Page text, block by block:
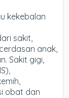
kekebalan
sakit,
anak,
Sakit gigi,
obat dan